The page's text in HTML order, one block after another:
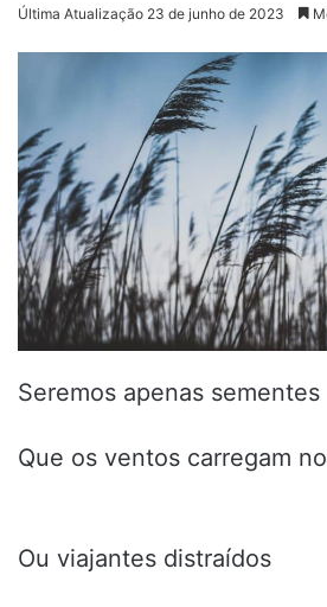
mail
Última Atualização 23 de junho de 2023
Seremos apenas sementes
Que os ventos carregam
Ou viajantes distraídos